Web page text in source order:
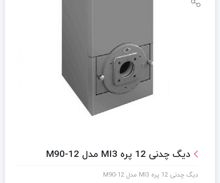
دیگ چدنی 12 پره MI3 مدل M90-12
دیگ چدنی 12 پره MI3 مدل M90-12